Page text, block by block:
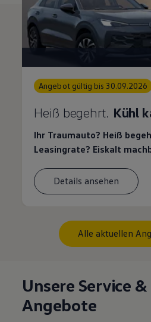
Angebot gültig bis 30.09.2026
Heiß begehrt. Kühl
Ihr Traumauto? Heiß
Leasingrate? Eiskalt
Details ansehen
Alle aktuellen
Unsere Service
Angebote